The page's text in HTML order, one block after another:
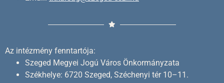
Az intézmény fenntartója:
Szeged Megyei Jogú Város Önkormányzata
Székhelye: 6720 Szeged, Széchenyi tér 10–11.